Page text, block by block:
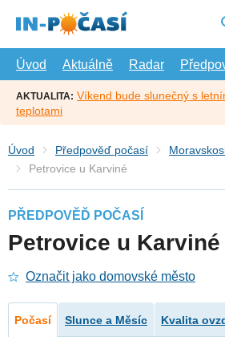
hlavní
Úvod
Aktuálně Radar
AKTUALITA: Víkend bude slunečný s
teplotami
Úvod Předpověď počasí
Petrovice u Karviné
PŘEDPOVĚĎ POČASÍ
Petrovice u Karviné
Označit jako domovské město
Počasí Slunce a Měsíc Kvalita